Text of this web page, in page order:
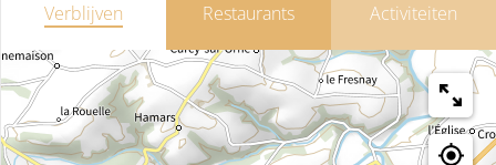
Verblijven Restaurants Activiteiten